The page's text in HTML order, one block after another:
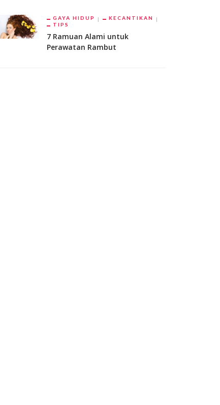
GAYA HIDUP
KECANTIKAN
TIPS
7 Ramuan Alami untuk
Perawatan Rambut